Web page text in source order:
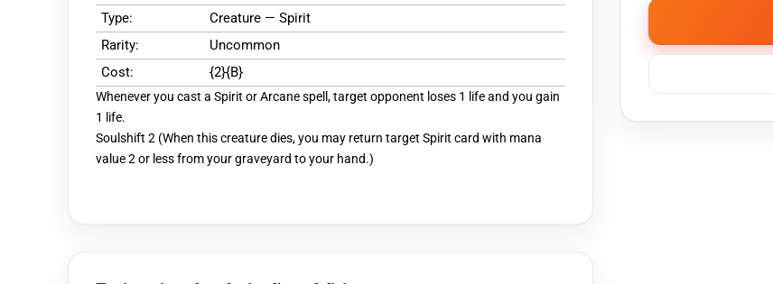
Type:
Creature — Spirit
Rarity:
Uncommon
Cost:
{2}{B}
Whenever you cast a Spirit or Arcane spell, target opponent loses 1 life and you gain
1 life.
Soulshift 2 (When this creature dies, you may return target Spirit card with mana
value 2 or less from your graveyard to your hand.)